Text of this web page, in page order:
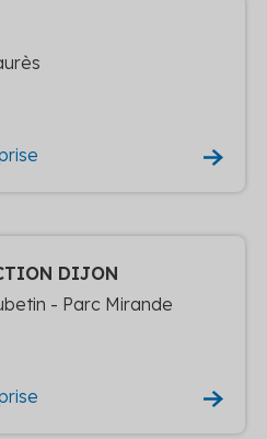
DIJON
- Parc Mirande